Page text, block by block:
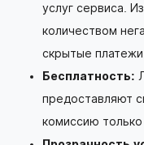
услуг сервиса.
количеством
скрытые
Бесплатность:
предоставляют
комиссию